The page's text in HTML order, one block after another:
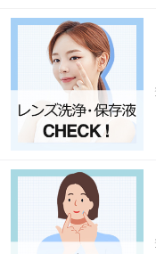
ブルー
透明
ハロウィンカラコン
ケア用品
レビュー
EYEしてる